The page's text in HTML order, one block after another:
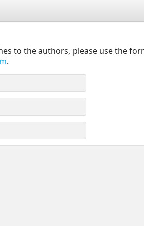
to the authors, please use the
.